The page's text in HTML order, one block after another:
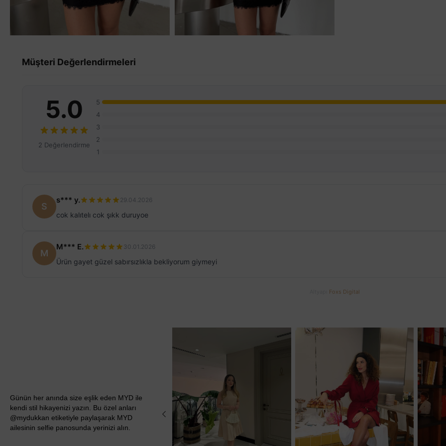
Müşteri Değerlendirmeleri
5.0
2 Değerlendirme
5
4
3
2
1
S
s*** y. 29.04.2026
cok kalıtelı cok şıkk duruyoe
M
M*** E. 30.01.2026
Ürün gayet güzel sabırsızlıkla bekliyorum giymeyi
Foxs Digital
Günün her anında size eşlik eden MYD ile
kendi stil hikayenizi yazın. Bu özel anları
@mydukkan etiketiyle paylaşarak MYD
ailesinin selfie panosunda yerinizi alın.